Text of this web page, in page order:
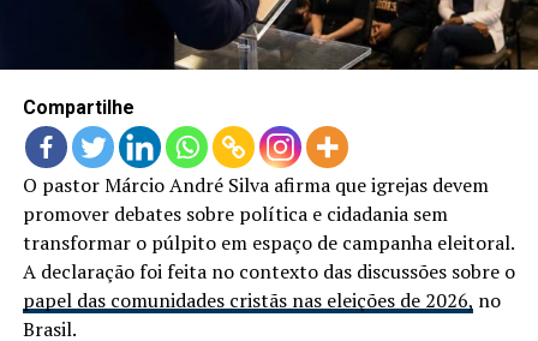
Compartilhe
O pastor Márcio André Silva afirma que igrejas devem
promover debates sobre política e cidadania sem
transformar o púlpito em espaço de campanha eleitoral.
A declaração foi feita no contexto das discussões sobre o
papel das comunidades cristãs nas eleições de 2026, no
Brasil.